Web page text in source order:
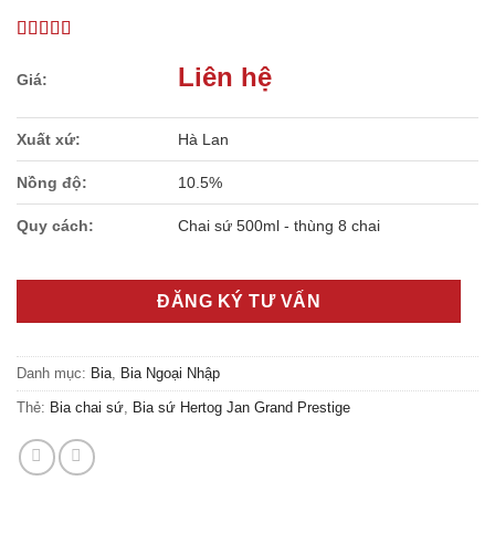
Liên hệ
Xuất xứ: Hà Lan
Nồng độ: 10.5%
Quy cách: Chai sứ 500ml - thùng 8 chai
ĐĂNG KÝ TƯ VẤN
Danh mục: Bia Bia Ngoại Nhập
Thẻ: Bia chai sứ Bia sứ Hertog Jan Grand Prestige